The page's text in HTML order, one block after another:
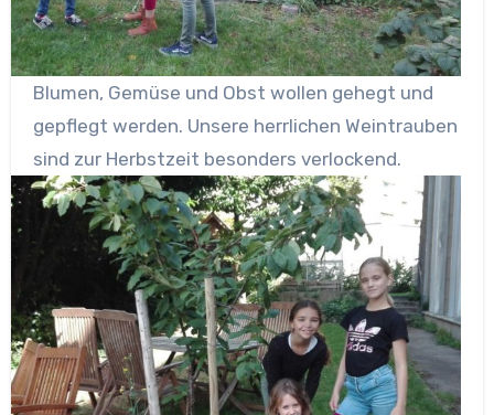
Blumen, Gemüse und Obst wollen gehegt und
gepflegt werden. Unsere herrlichen Weintrauben
sind zur Herbstzeit besonders verlockend.